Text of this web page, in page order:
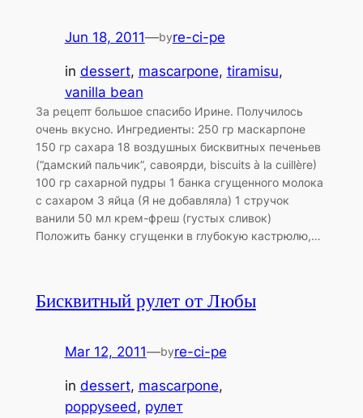
Jun 18, 2011—byre-ci-pe
in dessert, mascarpone, tiramisu
vanilla bean
За рецепт большое спасибо Ирине. Получилось
очень вкусно. Ингредиенты: 250 гр маскарпоне
150 гр сахара 18 воздушных бисквитных печеньев
(“дамский пальчик”, савоярди, biscuits à la cuillère)
100 гр сахарной пудры 1 банка сгущенного молока
с сахаром 3 яйца (Я не добавляла) 1 стручок
ванили 50 мл крем-фреш (густых сливок)
Положить банку сгущенки в глубокую кастрюлю,…
Бисквитный рулет от Любы
Mar 12, 2011—byre-ci-pe
in dessert, mascarpone
poppyseed, рулет